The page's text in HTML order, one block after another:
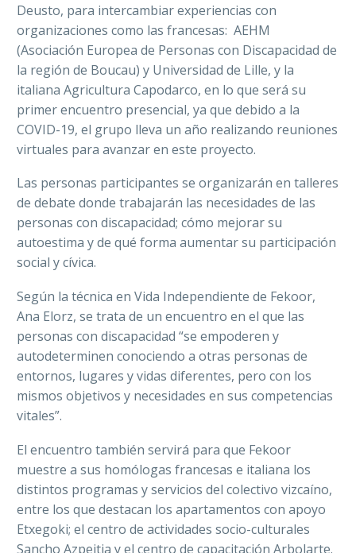
Deusto, para intercambiar experiencias con
organizaciones como las francesas: AEHM
(Asociación Europea de Personas con Discapacidad de
la región de Boucau) y Universidad de Lille, y la
italiana Agricultura Capodarco, en lo que será su
primer encuentro presencial, ya que debido a la
COVID-19, el grupo lleva un año realizando reuniones
virtuales para avanzar en este proyecto.
Las personas participantes se organizarán en talleres
de debate donde trabajarán las necesidades de las
personas con discapacidad; cómo mejorar su
autoestima y de qué forma aumentar su participación
social y cívica.
Según la técnica en Vida Independiente de Fekoor,
Ana Elorz, se trata de un encuentro en el que las
personas con discapacidad “se empoderen y
autodeterminen conociendo a otras personas de
entornos, lugares y vidas diferentes, pero con los
mismos objetivos y necesidades en sus competencias
vitales”.
El encuentro también servirá para que Fekoor
muestre a sus homólogas francesas e italiana los
distintos programas y servicios del colectivo vizcaíno,
entre los que destacan los apartamentos con apoyo
Etxegoki; el centro de actividades socio-culturales
Sancho Azpeitia y el centro de capacitación Arbolarte.